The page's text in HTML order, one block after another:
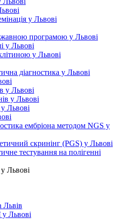
у Львові
програмою у Львові
у Львові
у Львові
діагностика у Львові
у Львові
у Львові
Львові
ембріона методом NGS у
скринінг (PGS) у Львові
тестування на полігенні
Львові
Львів
у Львові